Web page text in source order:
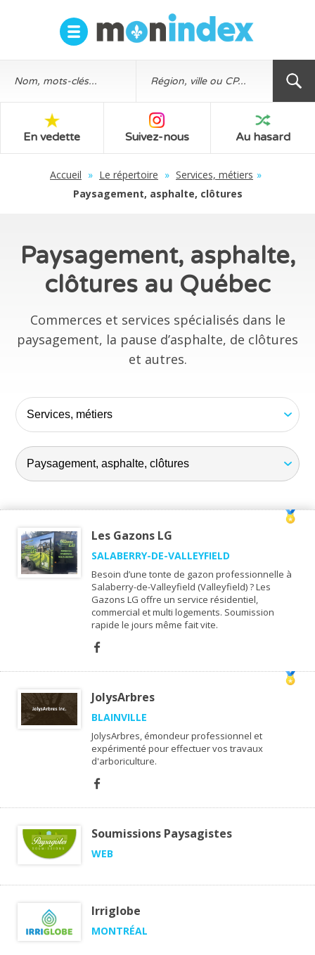
En vedette Suivez-nous Au hasard
Accueil » Le répertoire » Services, métiers »
Paysagement, asphalte, clôtures
Paysagement, asphalte,
clôtures au Québec
Commerces et services spécialisés dans le
paysagement, la pause d’asphalte, de clôtures
et autres.
Les Gazons LG
SALABERRY-DE-VALLEYFIELD
Besoin d’une tonte de gazon professionnelle à
Salaberry-de-Valleyfield (Valleyfield) ? Les
Gazons LG offre un service résidentiel,
commercial et multi logements. Soumission
rapide le jours même fait vite.
JolysArbres
BLAINVILLE
JolysArbres, émondeur professionnel et
expérimenté pour effectuer vos travaux
d'arboriculture.
Soumissions Paysagistes
WEB
Irriglobe
MONTRÉAL